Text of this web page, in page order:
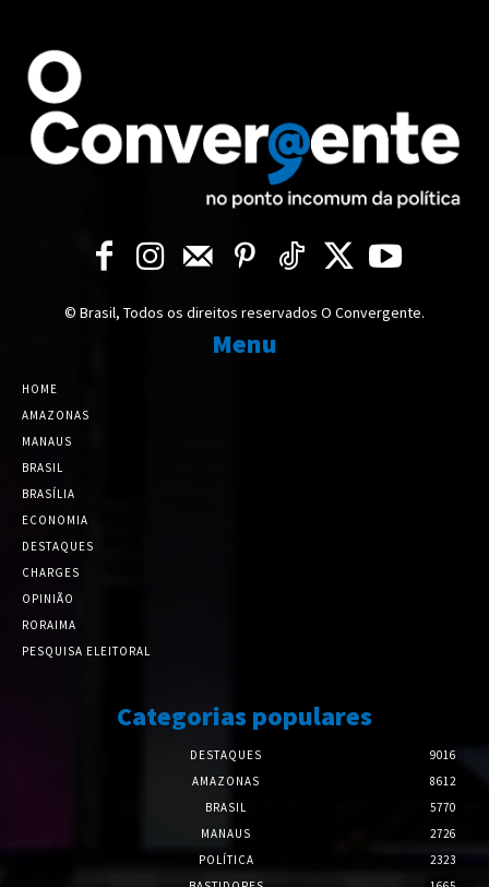
© Brasil, Todos os direitos reservados O Convergente.
Menu
HOME
AMAZONAS
MANAUS
BRASIL
BRASÍLIA
ECONOMIA
DESTAQUES
CHARGES
OPINIÃO
RORAIMA
PESQUISA ELEITORAL
Categorias populares
DESTAQUES
9016
AMAZONAS
8612
BRASIL
5770
MANAUS
2726
POLÍTICA
2323